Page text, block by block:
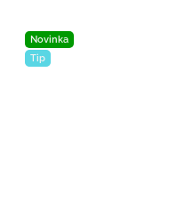
Novinka
Tip